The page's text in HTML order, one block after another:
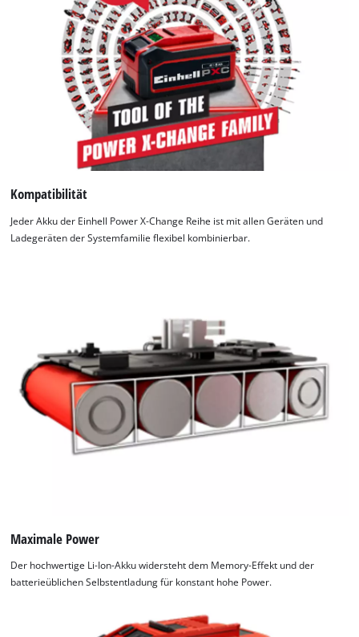
Kompatibilität
Jeder Akku der Einhell Power X-Change Reihe ist mit allen Geräten und
Ladegeräten der Systemfamilie flexibel kombinierbar.
Maximale Power
Der hochwertige Li-Ion-Akku widersteht dem Memory-Effekt und der
batterieüblichen Selbstentladung für konstant hohe Power.